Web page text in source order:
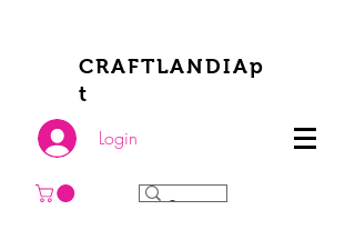
CRAFTLANDIAp
t
Login